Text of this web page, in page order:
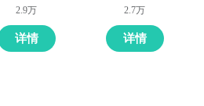
2.9万
详情
2.7万
详情